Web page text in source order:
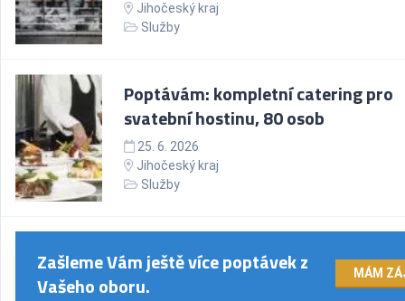
Jihočeský kraj
Služby
Poptávám: kompletní catering pro
svatební hostinu, 80 osob
25. 6. 2026
Jihočeský kraj
Služby
Zašleme Vám ještě více poptávek z
Vašeho oboru.
MÁM